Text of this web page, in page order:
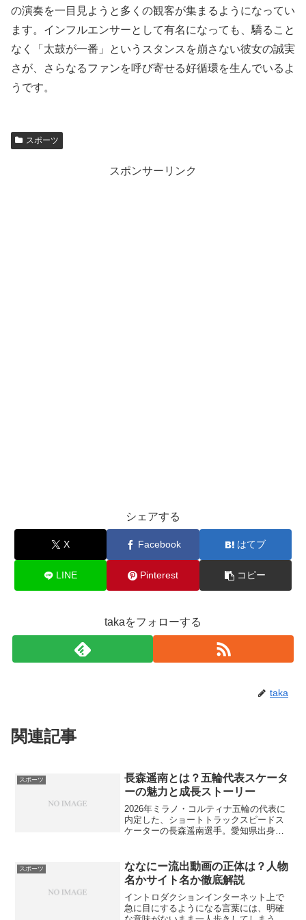
の演奏を一目見ようと多くの観客が集まるようになってい
ます。インフルエンサーとして有名になっても、驕ること
なく「太鼓が一番」というスタンスを崩さない彼女の誠実
さが、さらなるファンを呼び寄せる好循環を生んでいるよ
うです。
スポーツ
スポンサーリンク
シェアする
X Facebook はてブ
LINE Pinterest コピー
takaをフォローする
taka
関連記事
スポーツ
長森遥南とは？五輪代表スケータ
ーの魅力と成長ストーリー
2026年ミラノ・コルティナ五輪の代表に
内定した、ショートトラックスピードス
ケーターの長森遥南選手。愛知県出身で
けん引する存在となっています。この記
事では、長森遥南選手...
スポーツ
ななにー流出動画の正体は？人物
名かサイト名か徹底解説
イントロダクションインターネット上で
急に目にするようになる言葉には、明確